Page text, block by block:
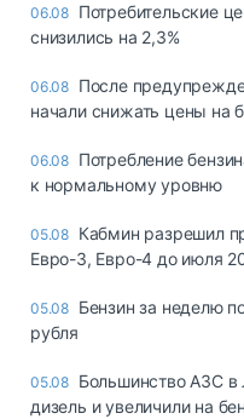
06.08 Потребительские
снизились на 2,3%
06.08 После
начали снижать цены на
06.08 Потребление
к нормальному уровню
05.08 Кабмин разрешил
Евро-3, Евро-4 до июля
05.08 Бензин за неделю
рубля
05.08 Большинство АЗС в
дизель и увеличили на